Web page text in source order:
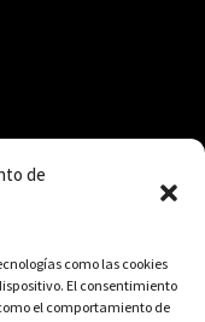
de
como las cookies
El consentimiento
el comportamiento de